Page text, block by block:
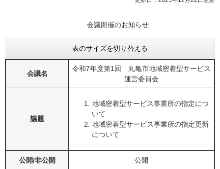
会議開催のお知らせ
表のサイズを切り替える
会議名
令和7年度第1回 丸亀市地域密着型サービス
運営委員会
議題
地域密着型サービス事業所の指定につ
いて
地域密着型サービス事業所の指定更新
について
公開/非公開 公開